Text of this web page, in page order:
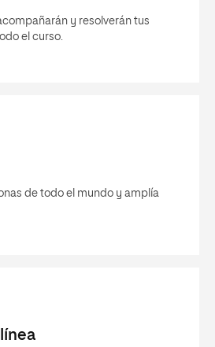
y resolverán tus
el curso.
de todo el mundo y amplía